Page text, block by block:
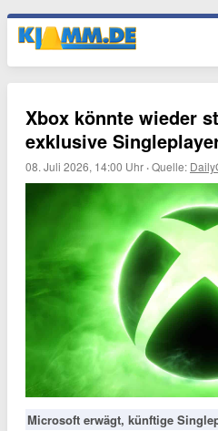
Xbox könnte wieder
exklusive
08. Juli 2026, 14:00 Uhr ·Quelle:
Microsoft erwägt, künftige